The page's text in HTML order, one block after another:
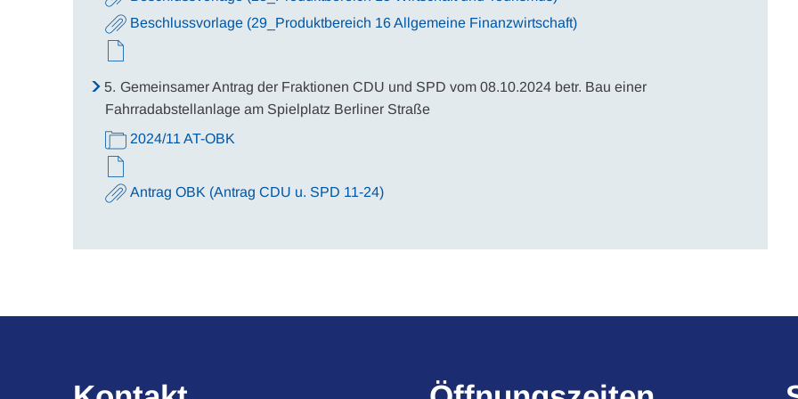
Beschlussvorlage (29_Produktbereich 16 Allgemeine Finanzwirtschaft)
5. Gemeinsamer Antrag der Fraktionen CDU und SPD vom 08.10.2024 betr. Bau einer
Fahrradabstellanlage am Spielplatz Berliner Straße
2024/11 AT-OBK
Antrag OBK (Antrag CDU u. SPD 11-24)